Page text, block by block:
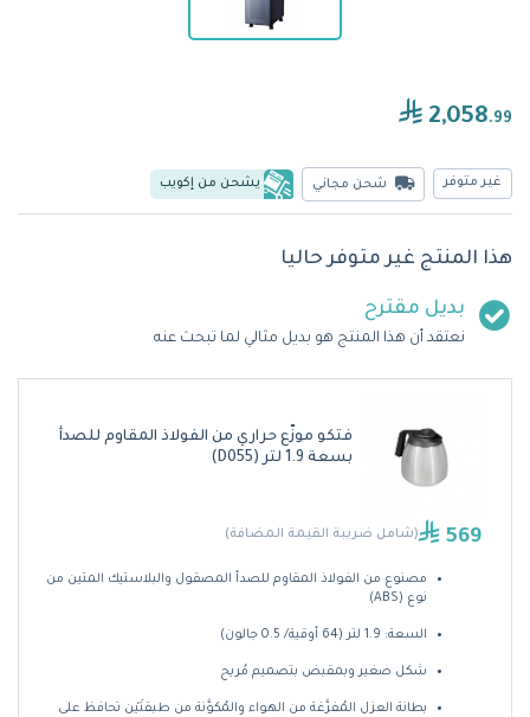
2,058.99
غير متوفر شحن مجاني يشحن من إكويب
هذا المنتج غير متوفر حاليا
بديل مقترح
نعتقد أن هذا المنتج هو بديل مثالي لما تبحث عنه
فتكو موزّع حراري من الفولاذ المقاوم للصدأ
بسعة 1.9 لتر (D055)
569 (شامل ضريبة القيمة المضافة)
مصنوع من الفولاذ المقاوم للصدأ المصقول والبلاستيك المتين من
نوع (ABS)
السعة: 1.9 لتر (64 أوقية/ 0.5 جالون)
شكل صغير وبمقبض بتصميم مُريح
بطانة العزل المُفرَّغة من الهواء والمُكوَّنة من طبقتَيْن تحافظ على